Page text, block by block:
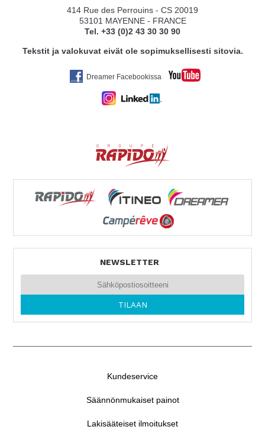
414 Rue des Perrouins - CS 20019
53101 MAYENNE - FRANCE
Tel. +33 (0)2 43 30 30 90
Tekstit ja valokuvat eivät ole sopimuksellisesti sitovia.
Dreamer Facebookissa
NEWSLETTER
Kundeservice
Säännönmukaiset painot
Lakisääteiset ilmoitukset